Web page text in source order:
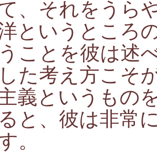
、それをうら
というところ
ことを彼は述
た考え方こそ
義というもの
と、彼は非常
。